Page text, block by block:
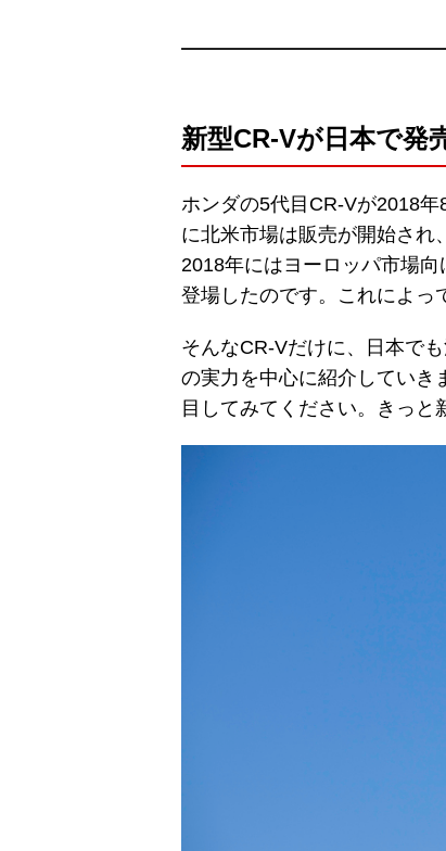
新型CR-Vが日本で発
ホンダの5代目CR-Vが2018
に北米市場は販売が開始され
2018年にはヨーロッパ市場
登場したのです。これによっ
そんなCR-Vだけに、日本で
の実力を中心に紹介していき
目してみてください。きっと